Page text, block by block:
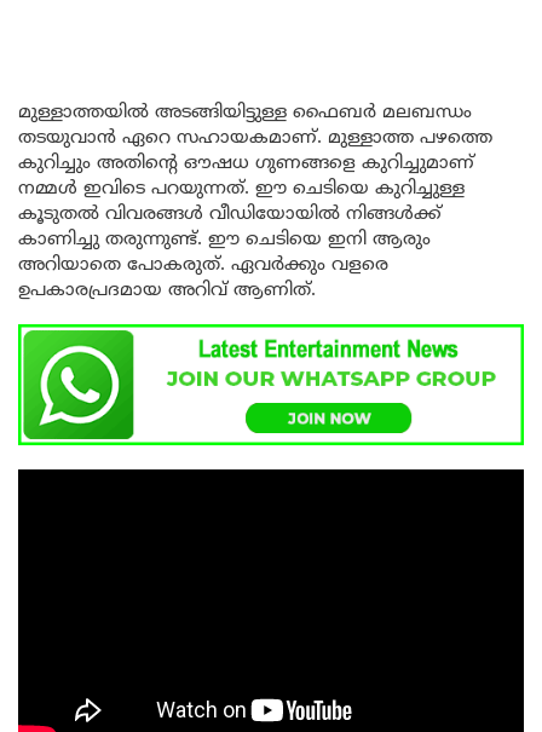
മുള്ളാത്തയിൽ അടങ്ങിയിട്ടുള്ള ഫൈബർ മലബന്ധം
തടയുവാൻ ഏറെ സഹായകമാണ്. മുള്ളാത്ത പഴത്തെ
കുറിച്ചും അതിന്റെ ഔഷധ ഗുണങ്ങളെ കുറിച്ചുമാണ്
നമ്മൾ ഇവിടെ പറയുന്നത്. ഈ ചെടിയെ കുറിച്ചുള്ള
കൂടുതൽ വിവരങ്ങൾ വീഡിയോയിൽ നിങ്ങൾക്ക്
കാണിച്ചു തരുന്നുണ്ട്. ഈ ചെടിയെ ഇനി ആരും
അറിയാതെ പോകരുത്. ഏവർക്കും വളരെ
ഉപകാരപ്രദമായ അറിവ് ആണിത്.